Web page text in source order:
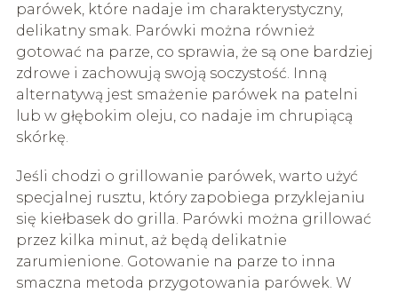
parówek, które nadaje im charakterystyczny,
delikatny smak. Parówki można również
gotować na parze, co sprawia, że są one bardziej
zdrowe i zachowują swoją soczystość. Inną
alternatywą jest smażenie parówek na patelni
lub w głębokim oleju, co nadaje im chrupiącą
skórkę.
Jeśli chodzi o grillowanie parówek, warto użyć
specjalnej rusztu, który zapobiega przyklejaniu
się kiełbasek do grilla. Parówki można grillować
przez kilka minut, aż będą delikatnie
zarumienione. Gotowanie na parze to inna
smaczna metoda przygotowania parówek. W